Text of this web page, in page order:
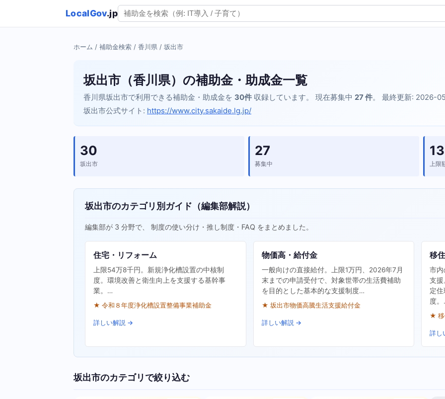
LocalGov.jp
ホーム / 補助金検索 / 香川県 / 坂出市
坂出市（香川県）の補助金・助成金一覧
香川県坂出市で利用できる補助金・助成金を 30件 収録しています。 現在募集中 27 件。 最終更新: 2026-
坂出市公式サイト: https://www.city.sakaide.lg.jp/
30
坂出市
27
募集中
13
上限
坂出市のカテゴリ別ガイド（編集部解説）
編集部が 3 分野で、 制度の使い分け・推し制度・FAQ をまとめました。
住宅・リフォーム
上限54万8千円。新規浄化槽設置の中核制
度。環境改善と衛生向上を支援する基幹事
業。…
★ 令和８年度浄化槽設置整備事業補助金
詳しい解説 →
物価高・給付金
一般向けの直接給付。上限1万円、2026年7月
末までの申請受付で、対象世帯の生活費補助
を目的とした基本的な支援制度…
★ 坂出市物価高騰生活支援給付金
詳しい解説 →
移
市内
支援
定
度
★ 移
詳し
坂出市のカテゴリで絞り込む